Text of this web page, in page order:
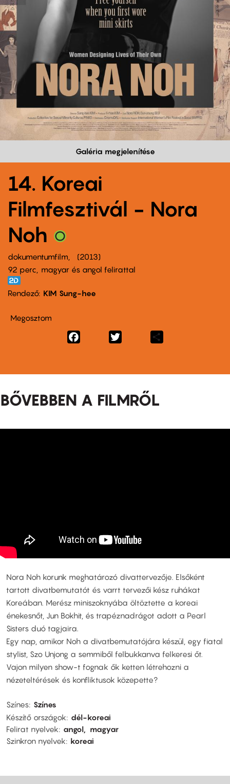
Galéria megjelenítése
14. Koreai
Filmfesztivál - Nora
Noh
dokumentumfilm
2013
92 perc,
magyar és angol felirattal
Rendező KIM Sung-hee
Megosztom
Facebook
BŐVEBBEN A FILMRŐL
Nora Noh korunk meghatározó divattervezője. Elsőként
tartott divatbemutatót és varrt tervezői kész ruhákat
Koreában. Merész miniszoknyába öltöztette a koreai
énekesnőt, Jun Bokhit, és trapéznadrágot adott a Pearl
Sisters duó tagjaira.
Egy nap, amikor Noh a divatbemutatójára készül, egy fiatal
stylist, Szo Unjong a semmiből felbukkanva felkeresi őt.
Vajon milyen show-t fognak ők ketten létrehozni a
nézeteltérések és konfliktusok közepette?
Színes Színes
Készítő országok
dél-koreai
Felirat nyelvek
angol
magyar
Szinkron nyelvek
koreai